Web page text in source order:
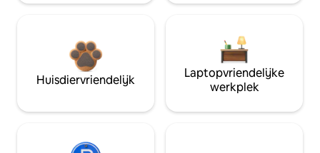
Huisdiervriendelijk
Laptopvriendelijke
werkplek